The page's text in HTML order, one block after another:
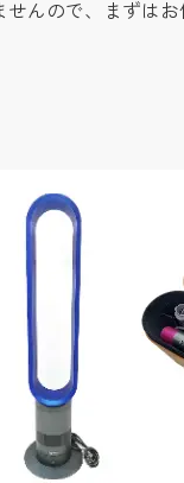
せんので、まずは